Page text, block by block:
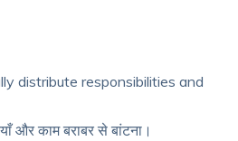
distribute responsibilities and
और काम बराबर से बांटना।